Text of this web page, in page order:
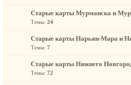
Старые карты Мурманска и
Темы: 24
Старые карты Нарьян-Мара и
Темы: 7
Старые карты Нижнего
Темы: 72